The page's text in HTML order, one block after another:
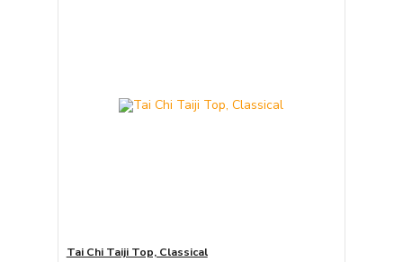
Tai Chi Taiji Top, Classical